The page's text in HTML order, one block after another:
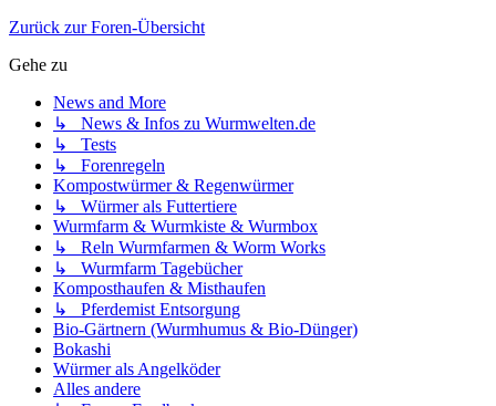
Zurück zur Foren-Übersicht
Gehe zu
News and More
↳ News & Infos zu Wurmwelten.de
↳ Tests
↳ Forenregeln
Kompostwürmer & Regenwürmer
↳ Würmer als Futtertiere
Wurmfarm & Wurmkiste & Wurmbox
↳ Reln Wurmfarmen & Worm Works
↳ Wurmfarm Tagebücher
Komposthaufen & Misthaufen
↳ Pferdemist Entsorgung
Bio-Gärtnern (Wurmhumus & Bio-Dünger)
Bokashi
Würmer als Angelköder
Alles andere